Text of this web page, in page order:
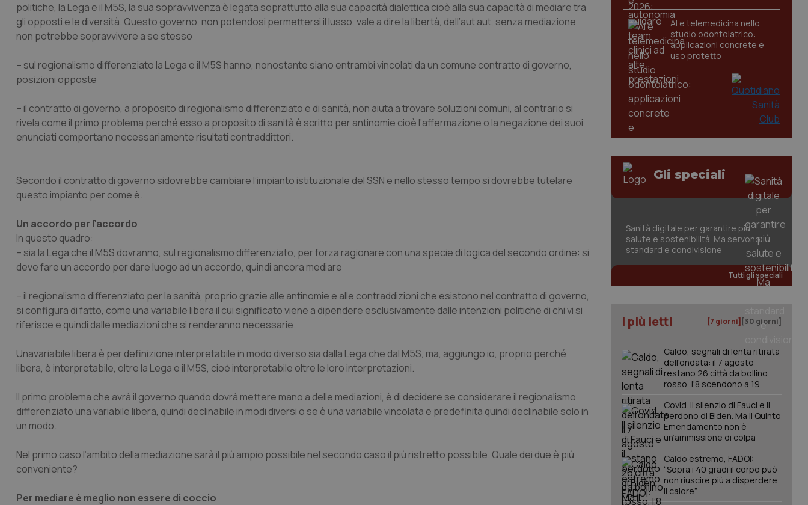
politiche, la Lega e il M5S, la sua sopravvivenza è legata soprattutto alla sua capacità dialettica cioè alla sua capacità di mediare tra
gli opposti e le diversità. Questo governo, non potendosi permettersi il lusso, vale a dire la libertà, dell’aut aut, senza mediazione
non potrebbe sopravvivere a se stesso
– sul regionalismo differenziato la Lega e il M5S hanno, nonostante siano entrambi vincolati da un comune contratto di governo,
posizioni opposte
– il contratto di governo, a proposito di regionalismo differenziato e di sanità, non aiuta a trovare soluzioni comuni, al contrario si
rivela come il primo problema perché esso a proposito di sanità è scritto per antinomie cioè l’affermazione o la negazione dei suoi
enunciati comportano necessariamente risultati contraddittori.
Secondo il contratto di governo sidovrebbe cambiare l’impianto istituzionale del SSN e nello stesso tempo si dovrebbe tutelare
questo impianto per come è.
Un accordo per l’accordo
In questo quadro:
– sia la Lega che il M5S dovranno, sul regionalismo differenziato, per forza ragionare con una specie di logica del secondo ordine: si
deve fare un accordo per dare luogo ad un accordo, quindi ancora mediare
– il regionalismo differenziato per la sanità, proprio grazie alle antinomie e alle contraddizioni che esistono nel contratto di governo,
si configura di fatto, come unavariabile libera il cui significato viene a dipendere esclusivamente dalle intenzioni politiche di chi vi si
riferisce e quindi dalle mediazioni che si renderanno necessarie.
Unavariabile libera è per definizione interpretabile in modo diverso sia dalla Lega che dal M5S, ma, aggiungo io, proprio perché
libera, è interpretabile, oltre la Lega e il M5S, cioè interpretabile oltre le loro interpretazioni.
Il primo problema che avrà il governo quando dovrà mettere mano a delle mediazioni, è di decidere se considerare il regionalismo
differenziato una variabile libera, quindi declinabile in modi diversi o se è una variabile vincolata e predefinita quindi declinabile solo in
un modo.
Nel primo caso l’ambito della mediazione sarà il più ampio possibile nel secondo caso il più ristretto possibile. Quale dei due è più
conveniente?
Per mediare è meglio non essere di coccio
AI e telemedicina nello
studio odontoiatrico:
applicazioni concrete e
uso protetto
Gli speciali
Sanità digitale per garantire più
salute e sostenibilità. Ma servono
standard e condivisione
Tutti gli speciali
I più letti [7 giorni] [30 giorni]
Caldo, segnali di lenta ritirata
dell'ondata: il 7 agosto
restano 26 città da bollino
rosso, l'8 scendono a 19
Covid. Il silenzio di Fauci e il
perdono di Biden. Ma il Quinto
Emendamento non è
un’ammissione di colpa
Caldo estremo, FADOI:
“Sopra i 40 gradi il corpo può
non riuscire più a disperdere
il calore”